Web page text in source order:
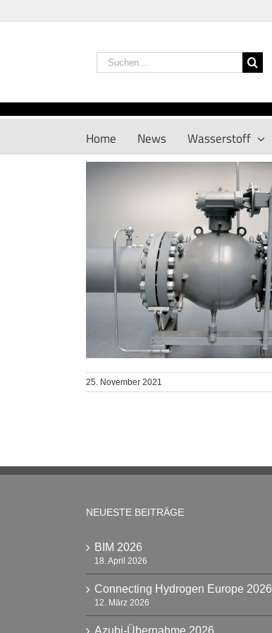
Inhalt
Suche
nach:
Home News Wasserstoff
25. November 2021
NEUESTE BEITRÄGE
BIM 2026
18. April 2026
Connecting Hydrogen Europe 2026
12. März 2026
Azubi-Übernahme 2026